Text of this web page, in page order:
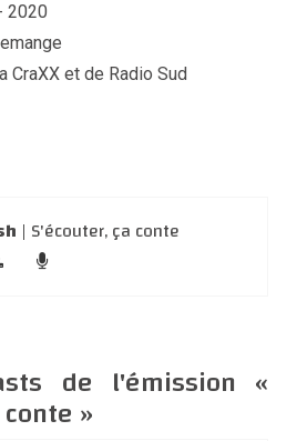
2020
CraXX et de Radio Sud
| S'écouter, ça conte
de l'émission «
»